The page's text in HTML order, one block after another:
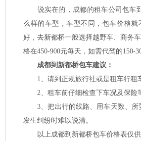
说实在的，成都的租车公司包车到
么样的车型，车型不同，包车价格
好，去新都桥一般选择越野车、商务
格在450-900元每天，如需代驾的150-
成都到新都桥包车建议：
1、请到正规旅行社或是租车行租
2、租车前仔细检查下车况及保险
3、把出行的线路、用车天数、所
发生纠纷时难以说清。
以上成都到新都桥包车价格表仅供